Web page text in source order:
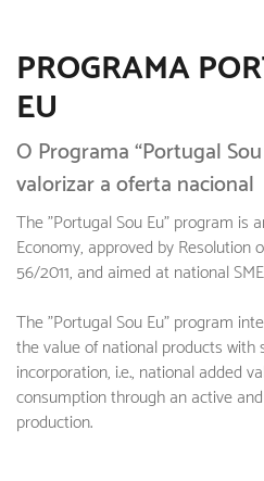
PROGRAMA
EU
O Programa “Portugal
valorizar a oferta nacional
The "Portugal Sou Eu" program is
Economy, approved by Resolution
56/2011, and aimed at national
The "Portugal Sou Eu" program
the value of national products with
incorporation, i.e., national added
consumption through an active
production.